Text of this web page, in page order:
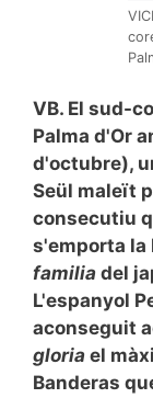
VB. El sud-
Palma d'Or
d'octubre),
Seül maleït
consecutiu
s'emporta la
familia del
L'espanyol
aconseguit
gloria el
Banderas